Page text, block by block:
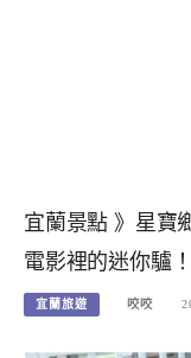
宜蘭景點 》星寶
電影裡的迷你驢！
宜蘭旅遊 咬咬